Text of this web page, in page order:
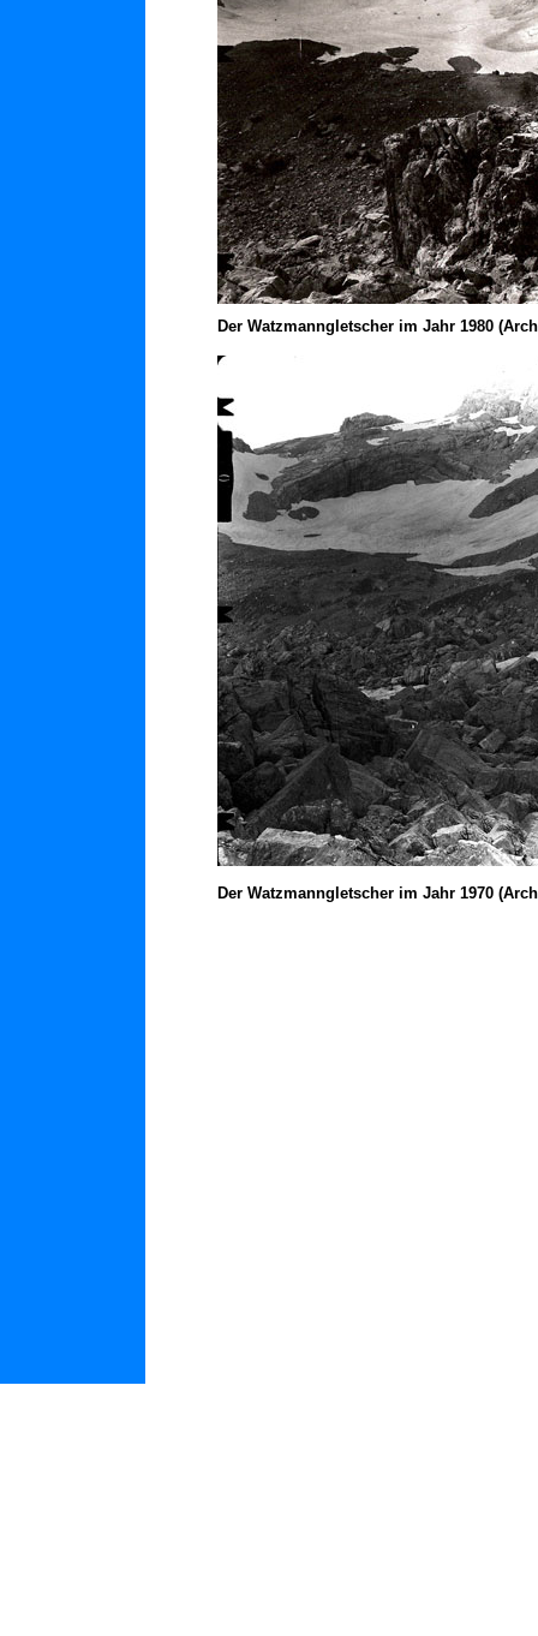
Der Watzmanngletscher im Jahr 1980
Der Watzmanngletscher im Jahr 1970